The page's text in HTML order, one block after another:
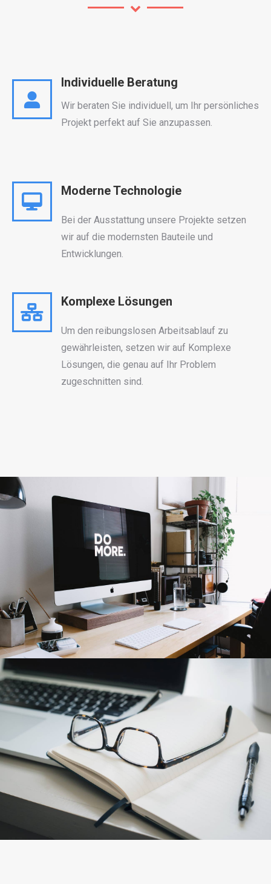
Individuelle Beratung
Wir beraten Sie individuell, um Ihr persönliches
Projekt perfekt auf Sie anzupassen.
Moderne Technologie
Bei der Ausstattung unsere Projekte setzen
wir auf die modernsten Bauteile und
Entwicklungen.
Komplexe Lösungen
Um den reibungslosen Arbeitsablauf zu
gewährleisten, setzen wir auf Komplexe
Lösungen, die genau auf Ihr Problem
zugeschnitten sind.